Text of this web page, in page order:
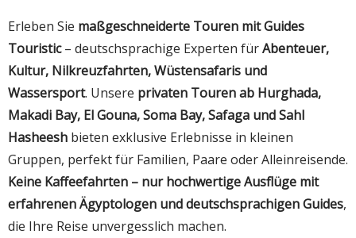
Erleben Sie maßgeschneiderte Touren mit Guides
Touristic– deutschsprachige Experten fürAbenteuer,
Kultur, Nilkreuzfahrten, Wüstensafaris und
Wassersport. Unsere privaten Touren ab Hurghada,
Makadi Bay, El Gouna, Soma Bay, Safaga und Sahl
Hasheesh bieten exklusive Erlebnisse in kleinen
Gruppen, perfekt für Familien, Paare oder Alleinreisende.
Keine Kaffeefahrten – nur hochwertige Ausflüge mit
erfahrenen Ägyptologen und deutschsprachigen Guides,
die Ihre Reise unvergesslich machen.